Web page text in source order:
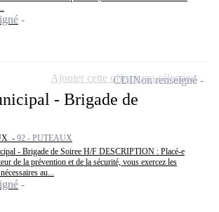
- Brigade de
- 92 - PUTEAUX
- Brigade de Soiree H/F DESCRIPTION : Placé-e
de la prévention et de la sécurité, vous exercez les
au...
CDINon renseigné
Ajouter cette offre à ma sélection